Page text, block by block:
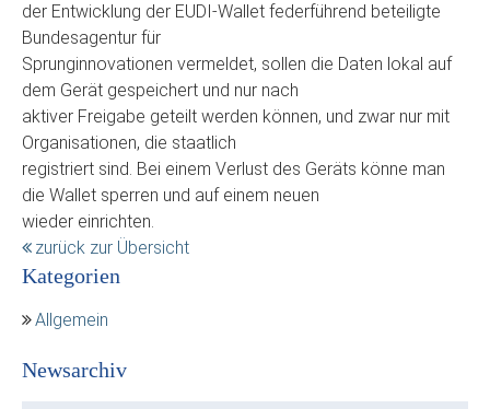
der Entwicklung der EUDI-Wallet federführend beteiligte
Bundesagentur für
Sprunginnovationen vermeldet, sollen die Daten lokal auf
dem Gerät gespeichert und nur nach
aktiver Freigabe geteilt werden können, und zwar nur mit
Organisationen, die staatlich
registriert sind. Bei einem Verlust des Geräts könne man
die Wallet sperren und auf einem neuen
wieder einrichten.
zurück zur Übersicht
Kategorien
Allgemein
Newsarchiv